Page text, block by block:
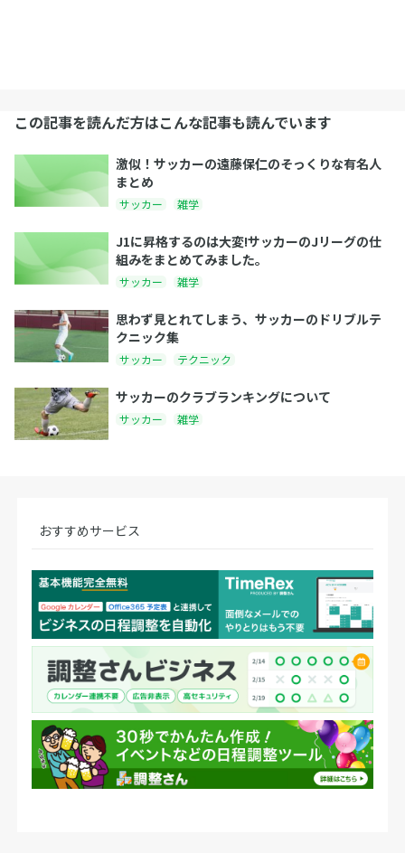
この記事を読んだ方はこんな記事も読んでいます
激似！サッカーの遠藤保仁のそっくりな有名人
まとめ
サッカー 雑学
J1に昇格するのは大変!サッカーのJリーグの仕
組みをまとめてみました。
サッカー 雑学
思わず見とれてしまう、サッカーのドリブルテ
クニック集
サッカー テクニック
サッカーのクラブランキングについて
サッカー 雑学
おすすめサービス